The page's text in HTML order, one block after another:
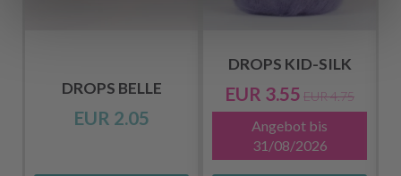
DROPS BELLE
EUR 2.05
DROPS KID-SILK
EUR 3.55 EUR 4.75
Angebot bis
31/08/2026